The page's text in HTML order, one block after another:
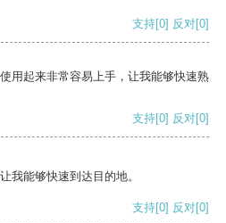
支持[0] 反对[0]
用起来非常容易上手，让我能够快速熟
支持[0] 反对[0]
我能够快速到达目的地。
支持[0] 反对[0]